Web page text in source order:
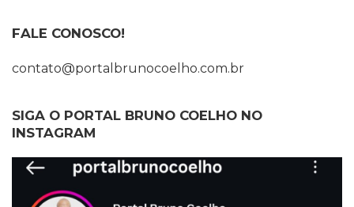
FALE CONOSCO!
contato@portalbrunocoelho.com.br
SIGA O PORTAL BRUNO COELHO NO
INSTAGRAM